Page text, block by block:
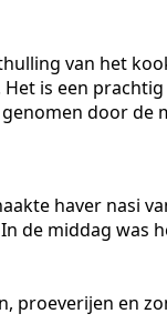
van het
is een
door de
haver nasi
de middag was
proeverijen en